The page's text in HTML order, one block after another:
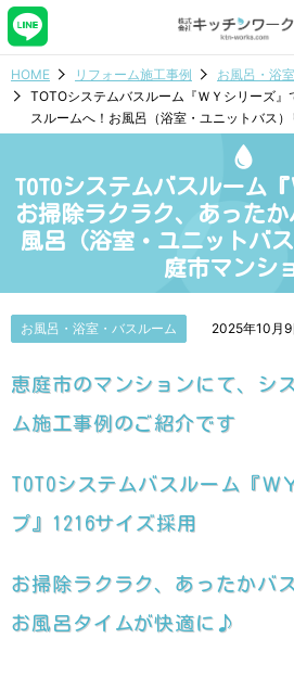
HOME リフォーム施工事例
お風呂・浴
TOTOシステムバスルーム『ＷＹシリーズ
スルームへ！お風呂（浴室・ユニットバス
TOTOシステムバスルーム
お掃除ラクラク、あった
風呂（浴室・ユニットバ
庭市マンシ
お風呂・浴室・バスルーム 2025年10月9
恵庭市のマンションにて、シ
ム施工事例のご紹介です
TOTOシステムバスルーム『Ｗ
プ』1216サイズ採用
お掃除ラクラク、あったかバ
お風呂タイムが快適に♪